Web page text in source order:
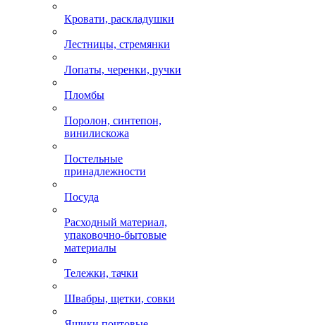
Кровати, раскладушки
Лестницы, стремянки
Лопаты, черенки, ручки
Пломбы
Поролон, синтепон,
винилискожа
Постельные
принадлежности
Посуда
Расходный материал,
упаковочно-бытовые
материалы
Тележки, тачки
Швабры, щетки, совки